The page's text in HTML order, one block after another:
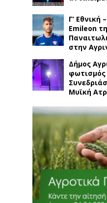
Γ’ Εθνική
Emileon
στην
Δήμος
φωτισμός
Μυϊκή